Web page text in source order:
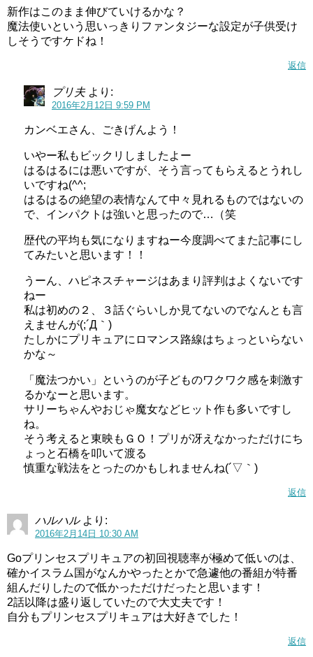
新作はこのまま伸びていけるかな？
魔法使いという思いっきりファンタジーな設定が子供受け
しそうですケドね！
返信
プリ夫 より:
2016年2月12日 9:59 PM
カンベエさん、ごきげんよう！
いやー私もビックリしましたよー
はるはるには悪いですが、そう言ってもらえるとうれし
いですね(^^;
はるはるの絶望の表情なんて中々見れるものではないの
で、インパクトは強いと思ったので…（笑
歴代の平均も気になりますねー今度調べてまた記事にし
てみたいと思います！！
うーん、ハピネスチャージはあまり評判はよくないです
ねー
私は初めの２、３話ぐらいしか見てないのでなんとも言
えませんが(;´Д｀)
たしかにプリキュアにロマンス路線はちょっといらない
かな～
「魔法つかい」というのが子どものワクワク感を刺激す
るかなーと思います。
サリーちゃんやおじゃ魔女などヒット作も多いですし
ね。
そう考えると東映もＧＯ！プリが冴えなかっただけにち
ょっと石橋を叩いて渡る
慎重な戦法をとったのかもしれませんね(´▽｀)
返信
ハルハル より:
2016年2月14日 10:30 AM
Goプリンセスプリキュアの初回視聴率が極めて低いのは、
確かイスラム国がなんかやったとかで急遽他の番組が特番
組んだりしたので低かっただけだったと思います！
2話以降は盛り返していたので大丈夫です！
自分もプリンセスプリキュアは大好きでした！
返信